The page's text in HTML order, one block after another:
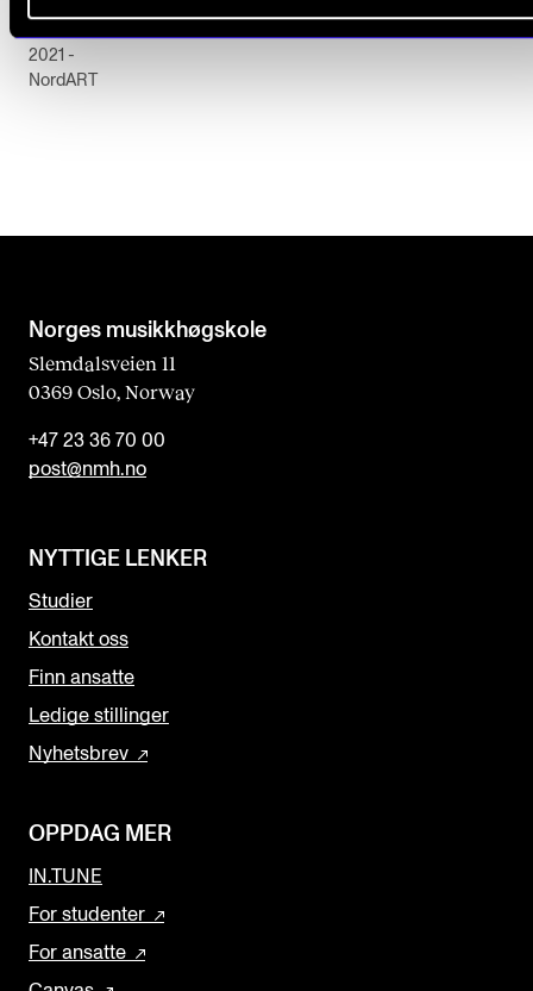
Kalle Moberg: Ny identitet for akkordeonet?
2021 -
NordART
Norges musikk­høgskole
Slemdalsveien 11
0369 Oslo, Norway
+47 23 36 70 00
post@nmh.no
NYTTIGE LENKER
Studier
Kontakt oss
Finn ansatte
Ledige stillinger
Nyhetsbrev
OPPDAG MER
IN.TUNE
For studenter
For ansatte